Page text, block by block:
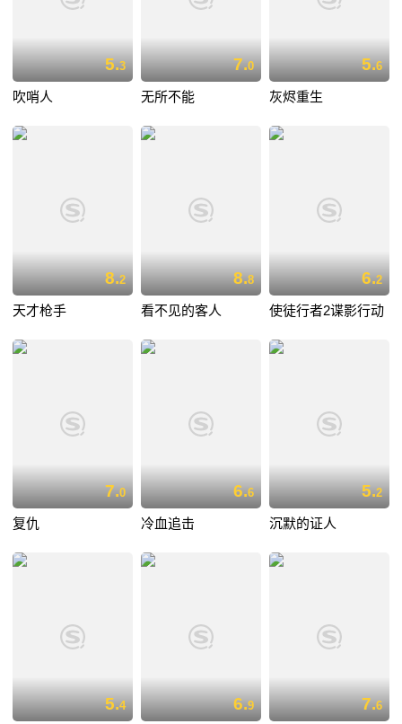
5.3
吹哨人
7.0
无所不能
5.6
灰烬重生
8.2
天才枪手
8.8
看不见的客人
6.2
使徒行者2谍影行动
7.0
复仇
6.6
冷血追击
5.2
沉默的证人
5.4 6.9 7.6